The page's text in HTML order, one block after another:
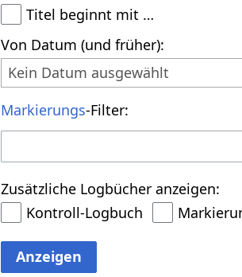
Titel beginnt mit …
Von Datum (und früher):
Kein Datum ausgewählt
Markierungs-Filter:
Zusätzliche Logbücher anzeigen:
Kontroll-Logbuch
Anzeigen